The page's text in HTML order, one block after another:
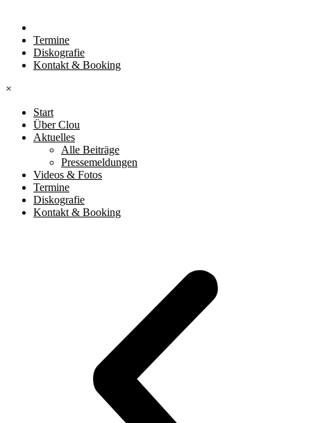
Termine
Diskografie
Kontakt & Booking
×
Start
Über Clou
Aktuelles
Alle Beiträge
Pressemeldungen
Videos & Fotos
Termine
Diskografie
Kontakt & Booking